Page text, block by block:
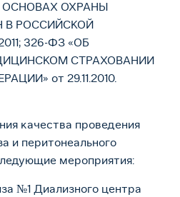
ОСНОВАХ ОХРАНЫ
В РОССИЙСКОЙ
326-ФЗ «ОБ
СТРАХОВАНИИ
от 29.11.2010.
качества проведения
и перитонеального
мероприятия:
№1 Диализного центра